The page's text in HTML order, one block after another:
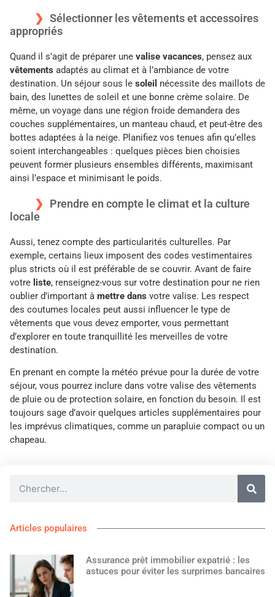
Sélectionner les vêtements et accessoires
appropriés
Quand il s’agit de préparer une valise vacances, pensez aux
vêtements adaptés au climat et à l’ambiance de votre
destination. Un séjour sous le soleil nécessite des maillots de
bain, des lunettes de soleil et une bonne crème solaire. De
même, un voyage dans une région froide demandera des
couches supplémentaires, un manteau chaud, et peut-être des
bottes adaptées à la neige. Planifiez vos tenues afin qu’elles
soient interchangeables : quelques pièces bien choisies
peuvent former plusieurs ensembles différents, maximisant
ainsi l’espace et minimisant le poids.
Prendre en compte le climat et la culture
locale
Aussi, tenez compte des particularités culturelles. Par
exemple, certains lieux imposent des codes vestimentaires
plus stricts où il est préférable de se couvrir. Avant de faire
votre liste, renseignez-vous sur votre destination pour ne rien
oublier d’important à mettre dans votre valise. Les respect
des coutumes locales peut aussi influencer le type de
vêtements que vous devez emporter, vous permettant
d’explorer en toute tranquillité les merveilles de votre
destination.
En prenant en compte la météo prévue pour la durée de votre
séjour, vous pourrez inclure dans votre valise des vêtements
de pluie ou de protection solaire, en fonction du besoin. Il est
toujours sage d’avoir quelques articles supplémentaires pour
les imprévus climatiques, comme un parapluie compact ou un
chapeau.
Articles populaires
Assurance prêt immobilier expatrié : les
astuces pour éviter les surprimes bancaires